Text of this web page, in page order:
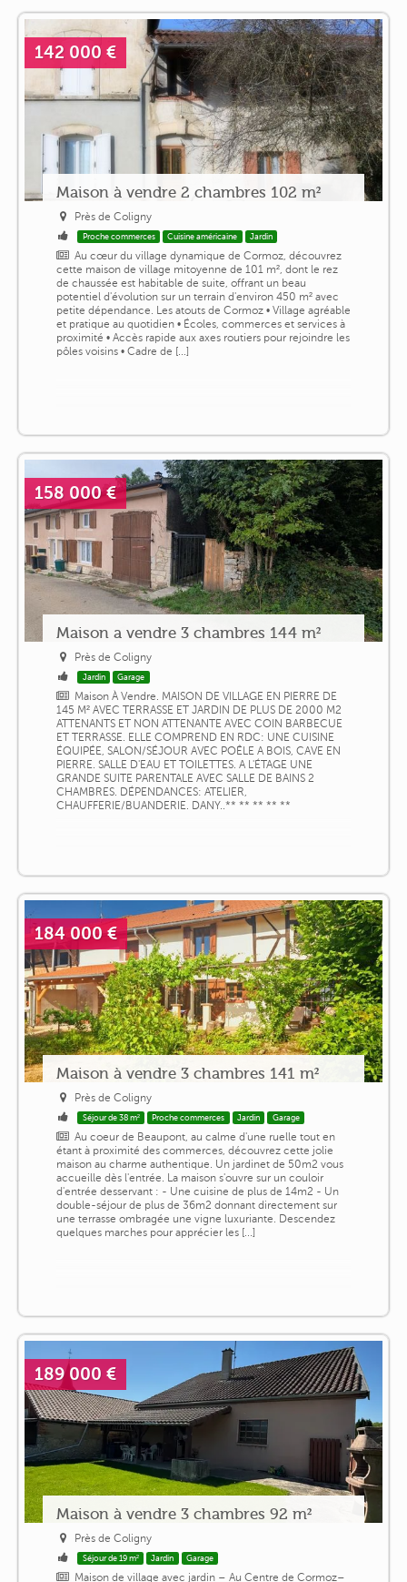
142 000 €
Maison à vendre 2 chambres 102 m²
Près de Coligny
Proche commerces Cuisine américaine Jardin
Au cœur du village dynamique de Cormoz, découvrez
cette maison de village mitoyenne de 101 m², dont le rez
de chaussée est habitable de suite, offrant un beau
potentiel d'évolution sur un terrain d'environ 450 m² avec
petite dépendance. Les atouts de Cormoz • Village agréable
et pratique au quotidien • Écoles, commerces et services à
proximité • Accès rapide aux axes routiers pour rejoindre les
pôles voisins • Cadre de [...]
158 000 €
Maison a vendre 3 chambres 144 m²
Près de Coligny
Jardin Garage
Maison À Vendre. MAISON DE VILLAGE EN PIERRE DE
145 M² AVEC TERRASSE ET JARDIN DE PLUS DE 2000 M2
ATTENANTS ET NON ATTENANTE AVEC COIN BARBECUE
ET TERRASSE. ELLE COMPREND EN RDC: UNE CUISINE
ÉQUIPÉE, SALON/SÉJOUR AVEC POÊLE A BOIS, CAVE EN
PIERRE. SALLE D'EAU ET TOILETTES. A L'ÉTAGE UNE
GRANDE SUITE PARENTALE AVEC SALLE DE BAINS 2
CHAMBRES. DÉPENDANCES: ATELIER,
CHAUFFERIE/BUANDERIE. DANY..** ** ** ** **
184 000 €
Maison à vendre 3 chambres 141 m²
Près de Coligny
Séjour de 38 m² Proche commerces Jardin Garage
Au coeur de Beaupont, au calme d'une ruelle tout en
étant à proximité des commerces, découvrez cette jolie
maison au charme authentique. Un jardinet de 50m2 vous
accueille dès l'entrée. La maison s'ouvre sur un couloir
d'entrée desservant : - Une cuisine de plus de 14m2 - Un
double-séjour de plus de 36m2 donnant directement sur
une terrasse ombragée une vigne luxuriante. Descendez
quelques marches pour apprécier les [...]
189 000 €
Maison à vendre 3 chambres 92 m²
Près de Coligny
Séjour de 19 m² Jardin Garage
Maison de village avec jardin – Au Centre de Cormoz–